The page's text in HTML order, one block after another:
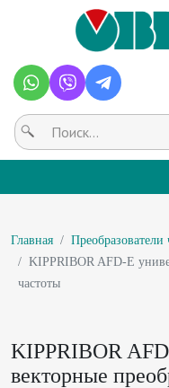
Главная
Преобразователи
KIPPRIBOR AFD-E
частоты
KIPPRIBOR
векторные